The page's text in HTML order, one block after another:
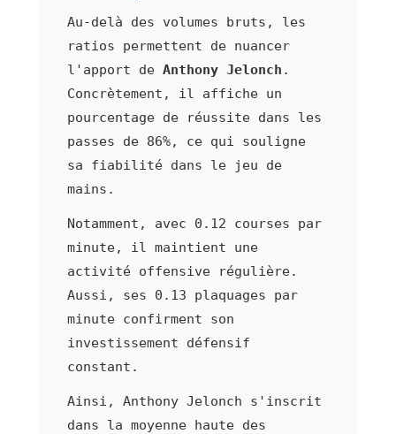
Au-delà des volumes bruts, les
ratios permettent de nuancer
l'apport de Anthony Jelonch .
Concrètement, il affiche un
pourcentage de réussite dans les
passes de 86%, ce qui souligne
sa fiabilité dans le jeu de
mains.
Notamment, avec 0.12 courses par
minute, il maintient une
activité offensive régulière.
Aussi, ses 0.13 plaquages par
minute confirment son
investissement défensif
constant.
Ainsi, Anthony Jelonch s'inscrit
dans la moyenne haute des